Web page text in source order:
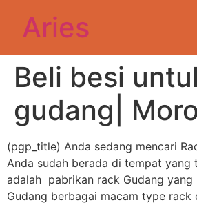
Aries
Beli besi
gudang|
(pgp_title) Anda sedang mencari
Anda sudah berada di tempat
adalah pabrikan rack Gudang
Gudang berbagai macam type rack